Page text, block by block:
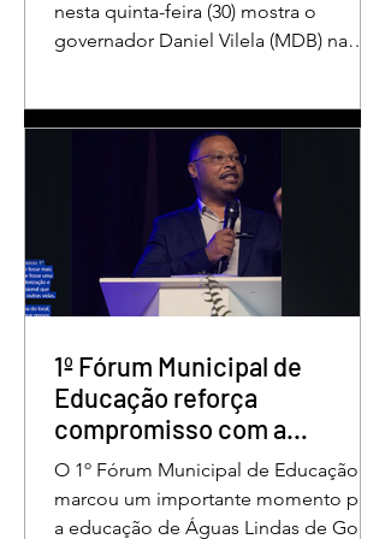
nesta quinta-feira (30) mostra o
governador Daniel Vilela (MDB) na
para o primeiro turno quanto em uma
eventual disputa de segundo turno.
No cenário estimulado para o primeiro
turno, Daniel Vilela aparece com 37%
das intenções de voto, seguido pelo
ex-governador Marconi Perillo (PSDB),
com 21%. Em seguida estão Wilder
Bueno (PT), com 3%, e
1º Fórum Municipal de
Educação reforça
compromisso com a
valorização dos educadores
em Águas Lindas
O 1º Fórum Municipal de Educação
marcou um importante momento para
a educação de Águas Lindas de Goiás,